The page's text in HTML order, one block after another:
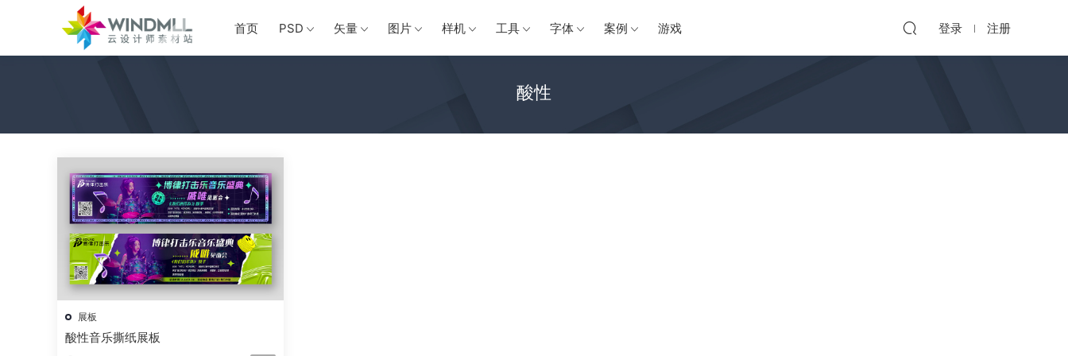
首页 PSD 矢量 图片 样机 工具 字体 案例 游戏 登录 注册
酸性
展板
酸性音乐撕纸展板